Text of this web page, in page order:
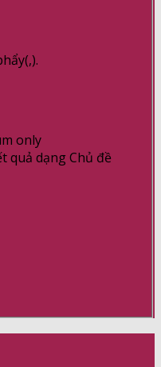
only
quả dạng Chủ đề